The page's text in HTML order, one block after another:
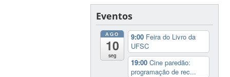
Eventos
AGO
10
seg
9:00 Feira do Livro da
UFSC
19:00Cine paredão:
programação de rec...